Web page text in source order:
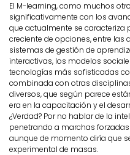
El M-learning, como muchos
significativamente con los
que actualmente se caracteriza
creciente de opciones, entre las
sistemas de gestión de
interactivas, los modelos
tecnologías más sofisticadas
combinada con otras
diversos, que según parece
era en la capacitación y el
¿Verdad? Por no hablar de la
penetrando a marchas
aunque de momento diría que
experimental de masas.